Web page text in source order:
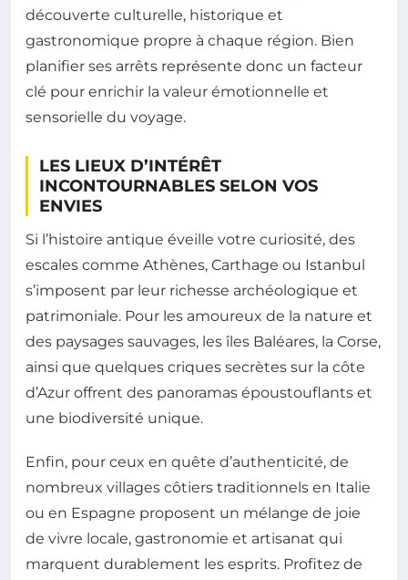
découverte culturelle, historique et
gastronomique propre à chaque région. Bien
planifier ses arrêts représente donc un facteur
clé pour enrichir la valeur émotionnelle et
sensorielle du voyage.
LES LIEUX D’INTÉRÊT
INCONTOURNABLES SELON VOS
ENVIES
Si l’histoire antique éveille votre curiosité, des
escales comme Athènes, Carthage ou Istanbul
s’imposent par leur richesse archéologique et
patrimoniale. Pour les amoureux de la nature et
des paysages sauvages, les îles Baléares, la Corse,
ainsi que quelques criques secrètes sur la côte
d’Azur offrent des panoramas époustouflants et
une biodiversité unique.
Enfin, pour ceux en quête d’authenticité, de
nombreux villages côtiers traditionnels en Italie
ou en Espagne proposent un mélange de joie
de vivre locale, gastronomie et artisanat qui
marquent durablement les esprits. Profitez de